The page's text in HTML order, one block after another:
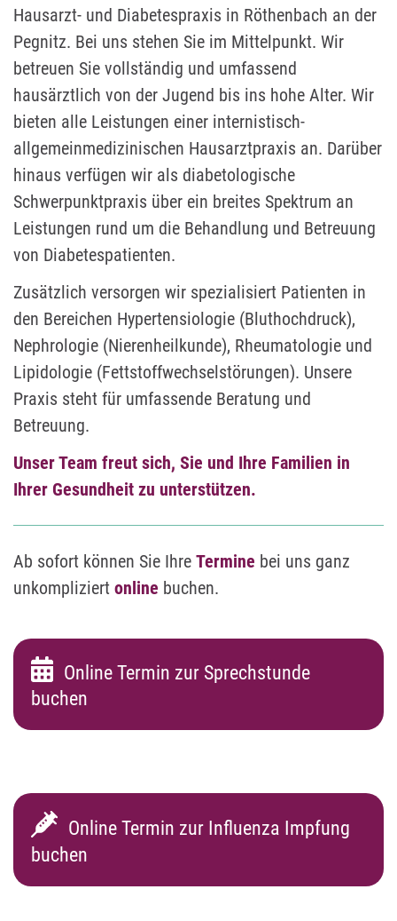
Hausarzt- und Diabetespraxis in Röthenbach an der
Pegnitz. Bei uns stehen Sie im Mittelpunkt. Wir
betreuen Sie vollständig und umfassend
hausärztlich von der Jugend bis ins hohe Alter. Wir
bieten alle Leistungen einer internistisch-
allgemeinmedizinischen Hausarztpraxis an. Darüber
hinaus verfügen wir als diabetologische
Schwerpunktpraxis über ein breites Spektrum an
Leistungen rund um die Behandlung und Betreuung
von Diabetespatienten.
Zusätzlich versorgen wir spezialisiert Patienten in
den Bereichen Hypertensiologie (Bluthochdruck),
Nephrologie (Nierenheilkunde), Rheumatologie und
Lipidologie (Fettstoffwechselstörungen). Unsere
Praxis steht für umfassende Beratung und
Betreuung.
Unser Team freut sich, Sie und Ihre Familien in
Ihrer Gesundheit zu unterstützen.
Ab sofort können Sie Ihre Termine bei uns ganz
unkompliziert online buchen.
Online Termin zur Sprechstunde
buchen
Online Termin zur Influenza Impfung
buchen